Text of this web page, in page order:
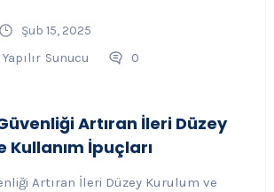
Şub 15, 2025
Sunucu 0
Artıran İleri Düzey
Kullanım İpuçları
Artıran İleri Düzey Kurulum ve